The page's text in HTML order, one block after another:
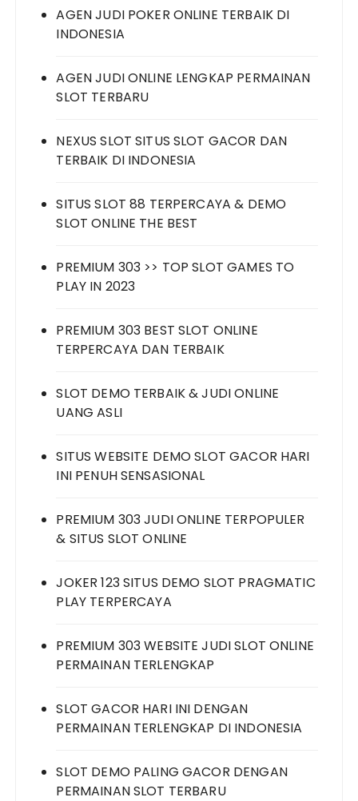
AGEN JUDI POKER ONLINE TERBAIK DI
INDONESIA
AGEN JUDI ONLINE LENGKAP PERMAINAN
SLOT TERBARU
NEXUS SLOT SITUS SLOT GACOR DAN
TERBAIK DI INDONESIA
SITUS SLOT 88 TERPERCAYA & DEMO
SLOT ONLINE THE BEST
PREMIUM 303 >> TOP SLOT GAMES TO
PLAY IN 2023
PREMIUM 303 BEST SLOT ONLINE
TERPERCAYA DAN TERBAIK
SLOT DEMO TERBAIK & JUDI ONLINE
UANG ASLI
SITUS WEBSITE DEMO SLOT GACOR HARI
INI PENUH SENSASIONAL
PREMIUM 303 JUDI ONLINE TERPOPULER
& SITUS SLOT ONLINE
JOKER 123 SITUS DEMO SLOT PRAGMATIC
PLAY TERPERCAYA
PREMIUM 303 WEBSITE JUDI SLOT ONLINE
PERMAINAN TERLENGKAP
SLOT GACOR HARI INI DENGAN
PERMAINAN TERLENGKAP DI INDONESIA
SLOT DEMO PALING GACOR DENGAN
PERMAINAN SLOT TERBARU